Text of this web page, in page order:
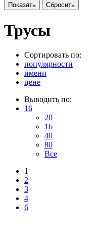
Трусы
Сортировать по:
популярности
имени
цене
Выводить по:
16
20
16
40
80
Все
1
2
3
4
6